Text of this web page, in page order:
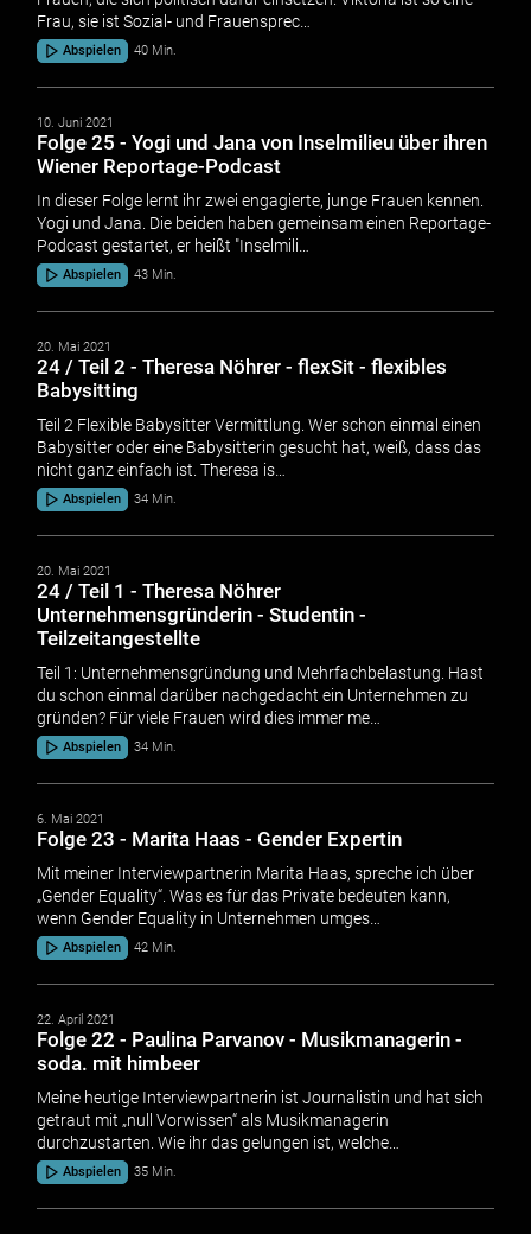
Frau, sie ist Sozial- und Frauensprec…
Abspielen 40 Min.
10. Juni 2021
Folge 25 - Yogi und Jana von Inselmilieu über ihren
Wiener Reportage-Podcast
In dieser Folge lernt ihr zwei engagierte, junge Frauen kennen.
Yogi und Jana. Die beiden haben gemeinsam einen Reportage-
Podcast gestartet, er heißt "Inselmili…
Abspielen 43 Min.
20. Mai 2021
24 / Teil 2 - Theresa Nöhrer - flexSit - flexibles
Babysitting
Teil 2 Flexible Babysitter Vermittlung. Wer schon einmal einen
Babysitter oder eine Babysitterin gesucht hat, weiß, dass das
nicht ganz einfach ist. Theresa is…
Abspielen 34 Min.
20. Mai 2021
24 / Teil 1 - Theresa Nöhrer
Unternehmensgründerin - Studentin -
Teilzeitangestellte
Teil 1: Unternehmensgründung und Mehrfachbelastung. Hast
du schon einmal darüber nachgedacht ein Unternehmen zu
gründen? Für viele Frauen wird dies immer me…
Abspielen 34 Min.
6. Mai 2021
Folge 23 - Marita Haas - Gender Expertin
Mit meiner Interviewpartnerin Marita Haas, spreche ich über
„Gender Equality“. Was es für das Private bedeuten kann,
wenn Gender Equality in Unternehmen umges…
Abspielen 42 Min.
22. April 2021
Folge 22 - Paulina Parvanov - Musikmanagerin -
soda. mit himbeer
Meine heutige Interviewpartnerin ist Journalistin und hat sich
getraut mit „null Vorwissen“ als Musikmanagerin
durchzustarten. Wie ihr das gelungen ist, welche…
Abspielen 35 Min.